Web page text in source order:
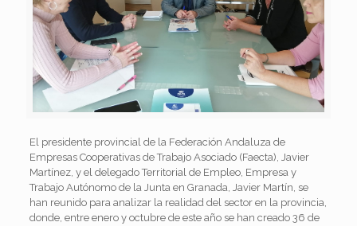
El presidente provincial de la Federación Andaluza de
Empresas Cooperativas de Trabajo Asociado (Faecta), Javier
Martínez, y el delegado Territorial de Empleo, Empresa y
Trabajo Autónomo de la Junta en Granada, Javier Martín, se
han reunido para analizar la realidad del sector en la provincia,
donde, entre enero y octubre de este año se han creado 36 de